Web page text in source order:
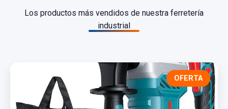
Los productos más vendidos de nuestra ferretería
industrial
OFERTA